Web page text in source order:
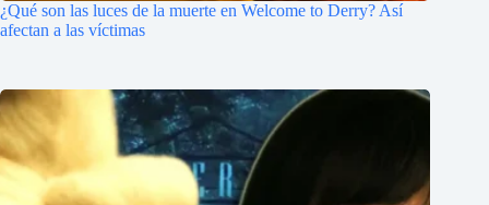
¿Qué son las luces de la muerte en Welcome to Derry? Así
afectan a las víctimas